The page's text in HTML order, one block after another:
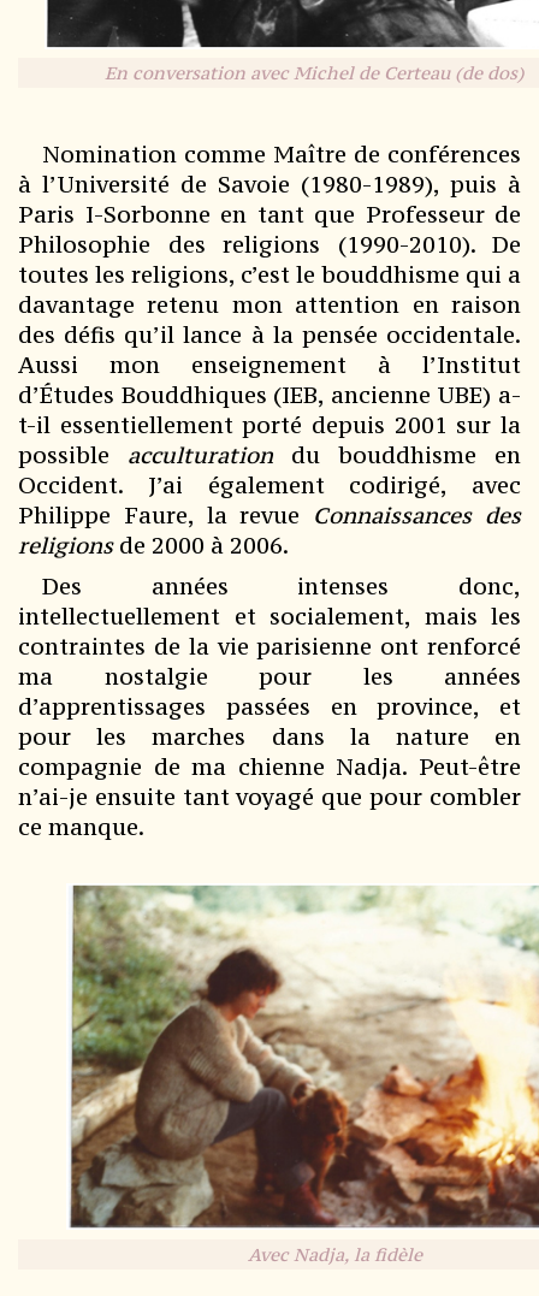
En conversation avec Michel de Certeau (de dos)
Nomination comme Maître de conférences
à l’Université de Savoie (1980-1989), puis à
Paris I-Sorbonne en tant que Professeur de
Philosophie des religions (1990-2010). De
toutes les religions, c’est le bouddhisme qui a
davantage retenu mon attention en raison
des défis qu’il lance à la pensée occidentale.
Aussi mon enseignement à l’Institut
d’Études Bouddhiques (IEB, ancienne UBE) a-
t-il essentiellement porté depuis 2001 sur la
possible acculturation du bouddhisme en
Occident. J’ai également codirigé, avec
Philippe Faure, la revue Connaissances des
religionsde 2000 à 2006.
Des années intenses donc,
intellectuellement et socialement, mais les
contraintes de la vie parisienne ont renforcé
ma nostalgie pour les années
d’apprentissages passées en province, et
pour les marches dans la nature en
compagnie de ma chienne Nadja. Peut-être
n’ai-je ensuite tant voyagé que pour combler
ce manque.
Avec Nadja, la fidèle